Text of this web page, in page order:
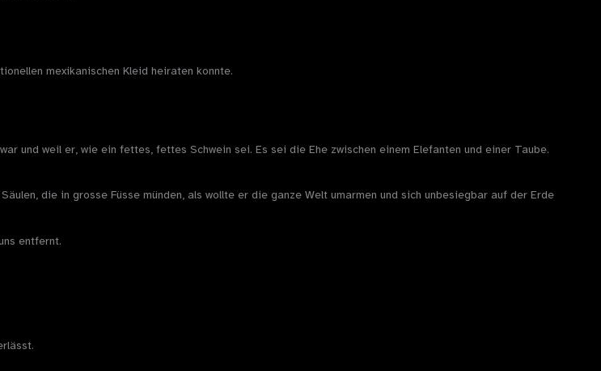
mexikanischen Kleid heiraten konnte.
und weil er, wie ein fettes, fettes Schwein sei. Es sei die Ehe zwischen einem Elefanten und einer Taube.
die in grosse Füsse münden, als wollte er die ganze Welt umarmen und sich unbesiegbar auf der Erde
entfernt.